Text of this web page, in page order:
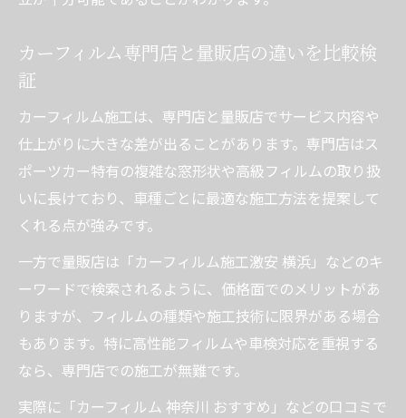
る方法
カーフィルム専門店と量販店の違いを比較検
証
カーフィルム施工は、専門店と量販店でサービス内容や
仕上がりに大きな差が出ることがあります。専門店はス
ポーツカー特有の複雑な窓形状や高級フィルムの取り扱
いに長けており、車種ごとに最適な施工方法を提案して
くれる点が強みです。
一方で量販店は「カーフィルム施工激安 横浜」などのキ
ーワードで検索されるように、価格面でのメリットがあ
りますが、フィルムの種類や施工技術に限界がある場合
もあります。特に高性能フィルムや車検対応を重視する
なら、専門店での施工が無難です。
実際に「カーフィルム 神奈川 おすすめ」などの口コミで